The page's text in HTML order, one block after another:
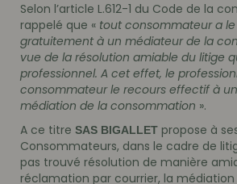
Selon l’article L.612-1 du Code de la
rappelé que « tout consommateur a
gratuitement à un médiateur de la
vue de la résolution amiable du litige
professionnel. A cet effet, le
consommateur le recours effectif à
médiation de la consommation ».
A ce titre SAS BIGALLET propose à
Consommateurs, dans le cadre de
pas trouvé résolution de manière
réclamation par courrier, la